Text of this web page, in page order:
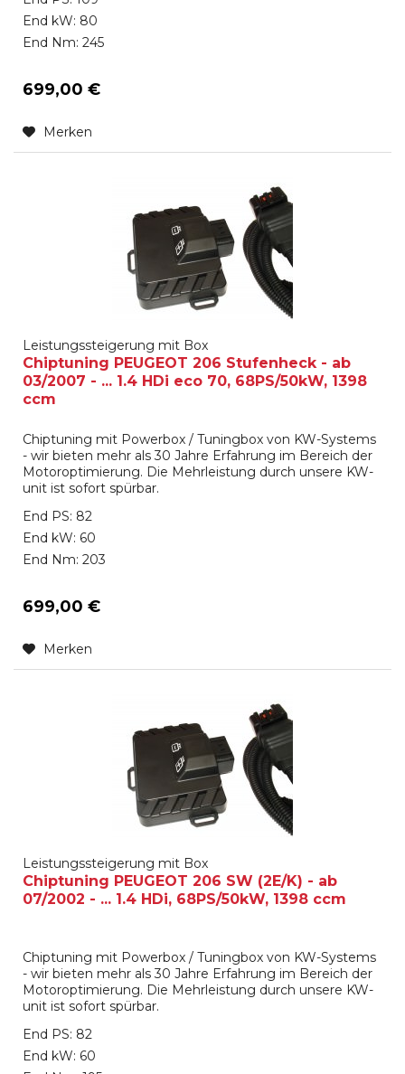
End kW: 80
End Nm: 245
699,00 €
Merken
Leistungssteigerung mit Box
Chiptuning PEUGEOT 206 Stufenheck - ab
03/2007 - ... 1.4 HDi eco 70, 68PS/50kW, 1398
ccm
Chiptuning mit Powerbox / Tuningbox von KW-Systems
- wir bieten mehr als 30 Jahre Erfahrung im Bereich der
Motoroptimierung. Die Mehrleistung durch unsere KW-
unit ist sofort spürbar.
End PS: 82
End kW: 60
End Nm: 203
699,00 €
Merken
Leistungssteigerung mit Box
Chiptuning PEUGEOT 206 SW (2E/K) - ab
07/2002 - ... 1.4 HDi, 68PS/50kW, 1398 ccm
Chiptuning mit Powerbox / Tuningbox von KW-Systems
- wir bieten mehr als 30 Jahre Erfahrung im Bereich der
Motoroptimierung. Die Mehrleistung durch unsere KW-
unit ist sofort spürbar.
End PS: 82
End kW: 60